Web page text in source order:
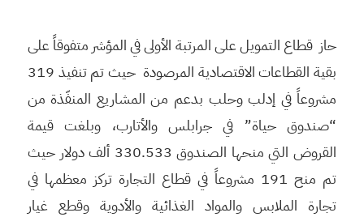
حاز قطاع التمويل على المرتبة الأولى في المؤشر متفوقاً على
بقية القطاعات الاقتصادية المرصودة حيث تم تنفيذ 319
مشروعاً في إدلب وحلب بدعم من المشاريع المنفّذة من
“صندوق حياة” في جرابلس والأتارب، وبلغت قيمة
القروض التي منحها الصندوق 330.533 ألف دولار حيث
تم منح 191 مشروعاً في قطاع التجارة تركز معظمها في
تجارة الملابس والمواد الغذائية والأدوية وقطع غيار